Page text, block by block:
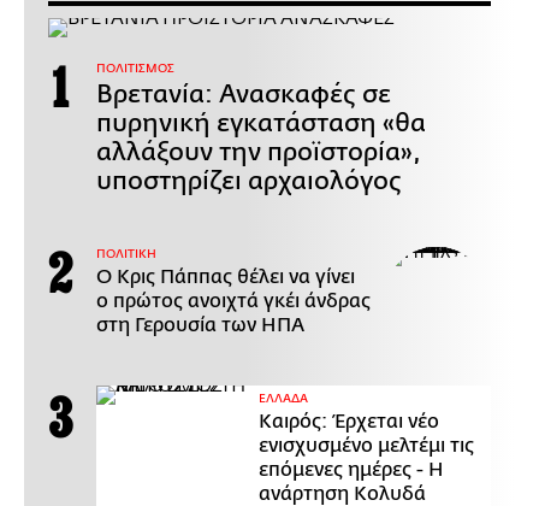
ΠΟΛΙΤΙΣΜΟΣ
Βρετανία: Ανασκαφές σε
πυρηνική εγκατάσταση «θα
αλλάξουν την προϊστορία»,
υποστηρίζει αρχαιολόγος
ΠΟΛΙΤΙΚΗ
Ο Κρις Πάππας θέλει να γίνει
ο πρώτος ανοιχτά γκέι άνδρας
στη Γερουσία των ΗΠΑ
ΕΛΛΑΔΑ
Καιρός: Έρχεται νέο
ενισχυσμένο μελτέμι τις
επόμενες ημέρες - Η
ανάρτηση Κολυδά